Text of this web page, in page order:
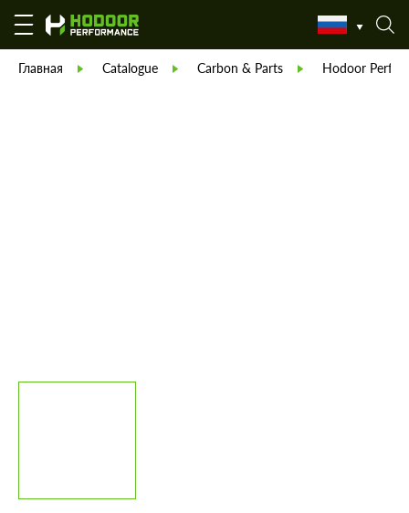
Главная Catalogue Carbon & Parts Hodoor